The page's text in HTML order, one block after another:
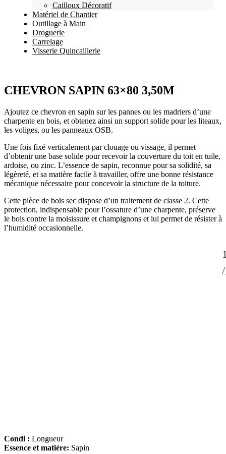
Cailloux Décoratif
Matériel de Chantier
Outillage à Main
Droguerie
Carrelage
Visserie Quincaillerie
CHEVRON SAPIN 63×80 3,50M
Ajoutez ce chevron en sapin sur les pannes ou les madriers d’une
charpente en bois, et obtenez ainsi un support solide pour les liteaux,
les voliges, ou les panneaux OSB.
Une fois fixé verticalement par clouage ou vissage, il permet
d’obtenir une base solide pour recevoir la couverture du toit en tuile,
ardoise, ou zinc. L’essence de sapin, reconnue pour sa solidité, sa
légèreté, et sa matière facile à travailler, offre une bonne résistance
mécanique nécessaire pour concevoir la structure de la toiture.
Cette pièce de bois sec dispose d’un traitement de classe 2. Cette
protection, indispensable pour l’ossature d’une charpente, préserve
le bois contre la moisissure et champignons et lui permet de résister à
l’humidité occasionnelle.
Condi : Longueur
Essence et matiére: Sapin